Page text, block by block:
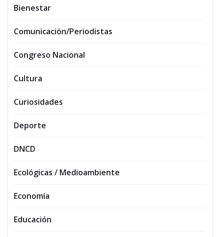
Bienestar
Comunicación/Periodistas
Congreso Nacional
Cultura
Curiosidades
Deporte
DNCD
Ecológicas / Medioambiente
Economía
Educación